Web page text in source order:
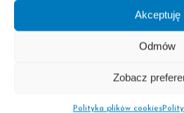
Akceptuję
Odmów
Zobacz
Polityka plików cookies
ROZWIŃ SKRZYDŁA
TERAPEUTA
tworzenie, inspirowanie i dawanie
wyrażenia siebie. W naszej szkole